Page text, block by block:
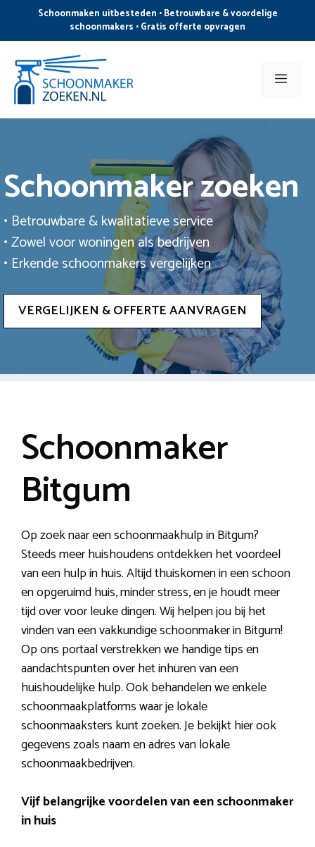
de
inhoud
Schoonmaken uitbesteden • Betrouwbare & voordelige
schoonmakers • Gratis offerte opvragen
Menu
Schoonmaker zoeken
• Betrouwbare & kwalitatieve service
• Zowel voor woningen als bedrijven
• Erkende schoonmakers vergelijken
VERGELIJKEN & OFFERTE AANVRAGEN
Schoonmaker
Bitgum
Op zoek naar een schoonmaakhulp in Bitgum?
Steeds meer huishoudens ontdekken het voordeel
van een hulp in huis. Altijd thuiskomen in een schoon
en opgeruimd huis, minder stress, en je houdt meer
tijd over voor leuke dingen. Wij helpen jou bij het
vinden van een vakkundige schoonmaker in Bitgum!
Op ons portaal verstrekken we handige tips en
aandachtspunten over het inhuren van een
huishoudelijke hulp. Ook behandelen we enkele
schoonmaakplatforms waar je lokale
schoonmaaksters kunt zoeken. Je bekijkt hier ook
gegevens zoals naam en adres van lokale
schoonmaakbedrijven.
Vijf belangrijke voordelen van een schoonmaker
in huis